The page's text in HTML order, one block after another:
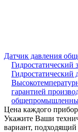
Датчик давления
Гидростатический
гарантией
Цена каждого
Укажите Ваши
вариант,